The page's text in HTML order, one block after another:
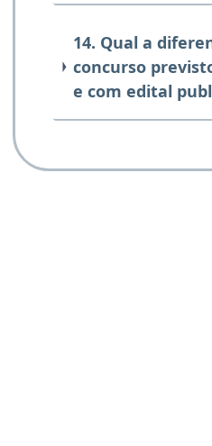
14. Qual a
concurso
e com edital